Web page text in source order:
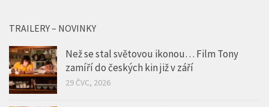
TRAILERY – NOVINKY
Než se stal světovou ikonou… Film Tony
zamíří do českých kin již v září
29 ČVC, 2026